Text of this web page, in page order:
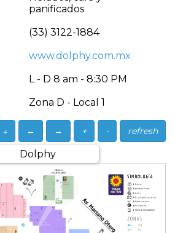
panificados
(33) 3122-1884
www.dolphy.com.mx
L - D 8 am - 8:30 PM
Zona D - Local 1
refresh
-
+
→
←
↓
Dolphy